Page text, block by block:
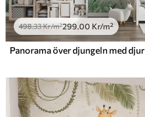
498.33Kr/m²299 .00 Kr/m²
Panorama över djungeln med djur